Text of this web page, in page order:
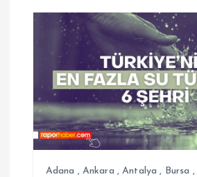
Adana , Ankara ,Antalya , Bursa ,